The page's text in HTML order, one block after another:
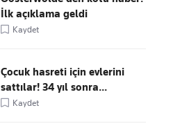
İlk açıklama geldi
Kaydet
Çocuk hasreti için evlerini
sattılar! 34 yıl sonra...
Kaydet